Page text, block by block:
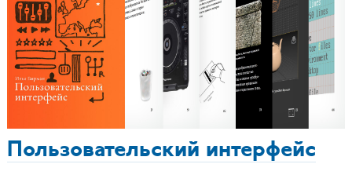
Пользовательский интерфейс